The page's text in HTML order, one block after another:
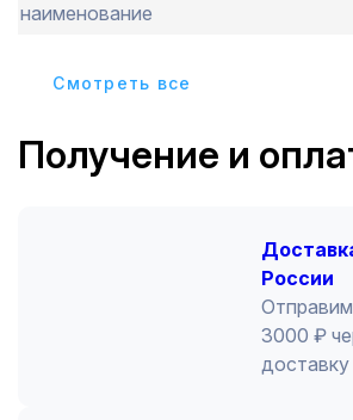
наименование
Cмотреть все
Получение и
России
3000 ₽